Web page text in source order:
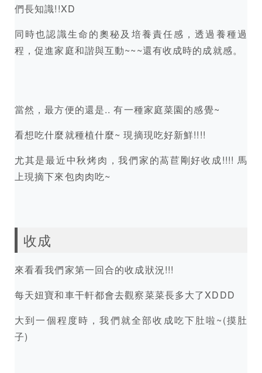
們長知識!!XD
同時也認識生命的奧秘及培養責任感，透過養種過
程，促進家庭和諧與互動~~~還有收成時的成就感。
當然，最方便的還是.. 有一種家庭菜園的感覺~
看想吃什麼就種植什麼~ 現摘現吃好新鮮!!!!
尤其是最近中秋烤肉，我們家的萵苣剛好收成!!!! 馬
上現摘下來包肉肉吃~
收成
來看看我們家第一回合的收成狀況!!!
每天妞寶和車干軒都會去觀察菜菜長多大了XDDD
大到一個程度時，我們就全部收成吃下肚啦~(摸肚
子)